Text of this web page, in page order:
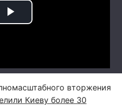
вторжения
Киеву более 30